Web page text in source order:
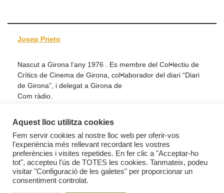
Josep Prieto
Nascut a Girona l’any 1976 . Es membre del Col•lectiu de
Crítics de Cinema de Girona, col•laborador del diari “Diari
de Girona”, i delegat a Girona de
Com ràdio.
Aquest lloc utilitza cookies
Fem servir cookies al nostre lloc web per oferir-vos
l'experiència més rellevant recordant les vostres
preferències i visites repetides. En fer clic a "Acceptar-ho
tot", accepteu l'ús de TOTES les cookies. Tanmateix, podeu
visitar "Configuració de les galetes" per proporcionar un
consentiment controlat.